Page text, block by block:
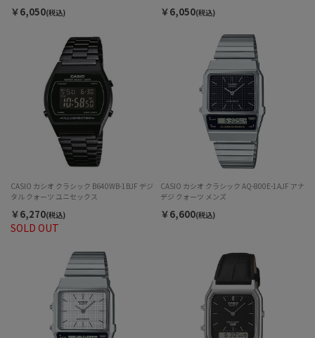
￥6,050(税込) ￥6,050(税込)
SOLD OUT
CASIO カシオ クラシック B640WB-1BJF デジ
タル クォーツ ユニセックス
￥6,270(税込)
CASIO カシオ クラシック AQ-800E-1AJF アナ
デジ クォーツ メンズ
￥6,600(税込)